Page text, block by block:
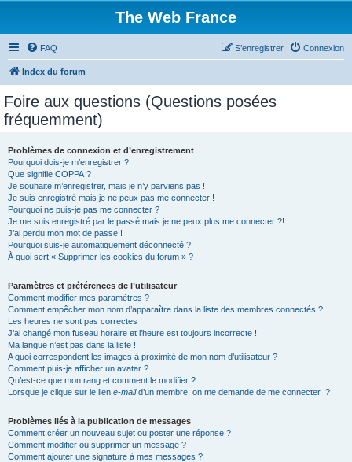
The Web France
FAQ Connexion
S’enregistrer
Index du forum
Foire aux questions (Questions posées
fréquemment)
Problèmes de connexion et d’enregistrement
Pourquoi dois-je m’enregistrer ?
Que signifie COPPA ?
Je souhaite m’enregistrer, mais je n’y parviens pas !
Je suis enregistré mais je ne peux pas me connecter !
Pourquoi ne puis-je pas me connecter ?
Je me suis enregistré par le passé mais je ne peux plus me connecter ?!
J’ai perdu mon mot de passe !
Pourquoi suis-je automatiquement déconnecté ?
À quoi sert « Supprimer les cookies du forum » ?
Paramètres et préférences de l’utilisateur
Comment modifier mes paramètres ?
Comment empêcher mon nom d’apparaître dans la liste des membres connectés ?
Les heures ne sont pas correctes !
J’ai changé mon fuseau horaire et l’heure est toujours incorrecte !
Ma langue n’est pas dans la liste !
A quoi correspondent les images à proximité de mon nom d’utilisateur ?
Comment puis-je afficher un avatar ?
Qu’est-ce que mon rang et comment le modifier ?
Lorsque je clique sur le lien e-maild’un membre, on me demande de me connecter !?
Problèmes liés à la publication de messages
Comment créer un nouveau sujet ou poster une réponse ?
Comment modifier ou supprimer un message ?
Comment ajouter une signature à mes messages ?